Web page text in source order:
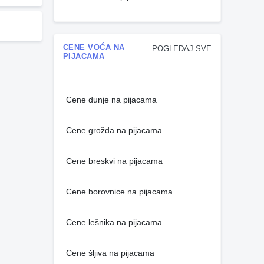
POGLEDAJ SVE
CENE VOĆA NA
PIJACAMA
Cene dunje na pijacama
Cene grožđa na pijacama
Cene breskvi na pijacama
Cene borovnice na pijacama
Cene lešnika na pijacama
Cene šljiva na pijacama